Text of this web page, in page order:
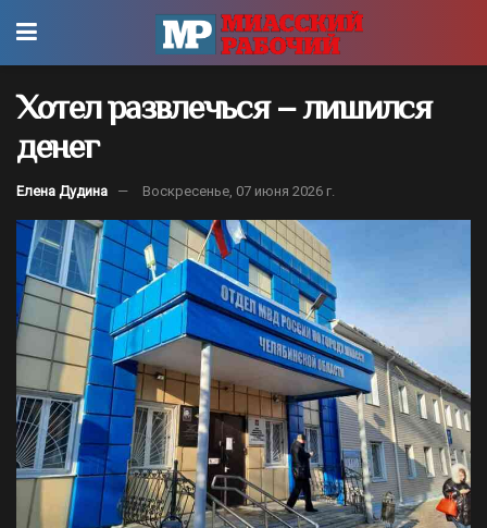
Хотел развлечься – лишился
денег
Елена Дудина Воскресенье, 07 июня 2026 г.